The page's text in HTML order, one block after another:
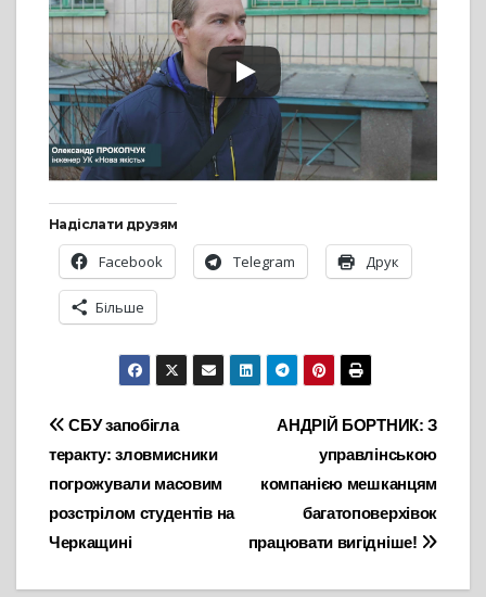
Надіслати друзям
Facebook Telegram Друк
Більше
Навігація
записів
АНДРІЙ БОРТНИК: З
управлінською
компанією мешканцям
багатоповерхівок
працювати вигідніше!
СБУ запобігла
теракту: зловмисники
погрожували масовим
розстрілом студентів на
Черкащині